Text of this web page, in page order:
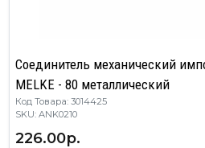
Соединитель механический
MELKE - 80 металлический
Код Товара: 3014425
SKU: ANK0210
226.00р.